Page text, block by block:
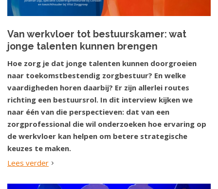
Van werkvloer tot bestuurskamer: wat
jonge talenten kunnen brengen
Hoe zorg je dat jonge talenten kunnen doorgroeien
naar toekomstbestendig zorgbestuur? En welke
vaardigheden horen daarbij? Er zijn allerlei routes
richting een bestuursrol. In dit interview kijken we
naar één van die perspectieven: dat van een
zorgprofessional die wil onderzoeken hoe ervaring op
de werkvloer kan helpen om betere strategische
keuzes te maken.
Lees verder